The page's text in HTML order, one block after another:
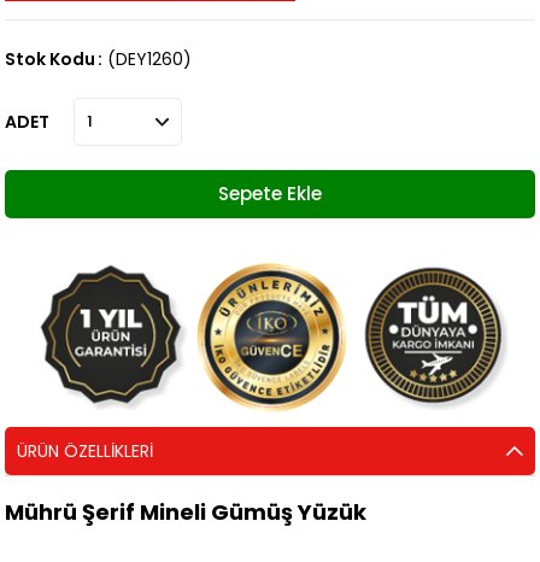
Stok Kodu (DEY1260)
ADET
ÜRÜN ÖZELLIKLERI
Mührü Şerif Mineli Gümüş Yüzük